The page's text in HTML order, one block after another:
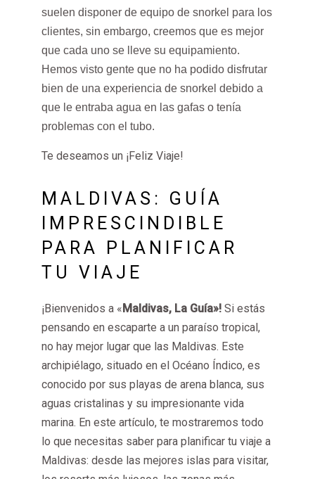
suelen disponer de equipo de snorkel para los
clientes, sin embargo, creemos que es mejor
que cada uno se lleve su equipamiento.
Hemos visto gente que no ha podido disfrutar
bien de una experiencia de snorkel debido a
que le entraba agua en las gafas o tenía
problemas con el tubo.
Te deseamos un ¡Feliz Viaje!
MALDIVAS: GUÍA
IMPRESCINDIBLE
PARA PLANIFICAR
TU VIAJE
¡Bienvenidos a «Maldivas, La Guía»! Si estás
pensando en escaparte a un paraíso tropical,
no hay mejor lugar que las Maldivas. Este
archipiélago, situado en el Océano Índico, es
conocido por sus playas de arena blanca, sus
aguas cristalinas y su impresionante vida
marina. En este artículo, te mostraremos todo
lo que necesitas saber para planificar tu viaje a
Maldivas: desde las mejores islas para visitar,